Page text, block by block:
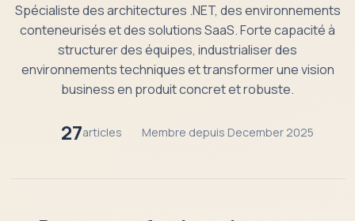
Spécialiste des architectures .NET, des environnements
conteneurisés et des solutions SaaS. Forte capacité à
structurer des équipes, industrialiser des
environnements techniques et transformer une vision
business en produit concret et robuste.
27articles Membre depuis December 2025